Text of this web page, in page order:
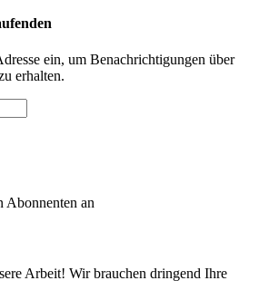
ein, um Benachrichtigungen über
erhalten.
Abonnenten an
Arbeit! Wir brauchen dringend Ihre